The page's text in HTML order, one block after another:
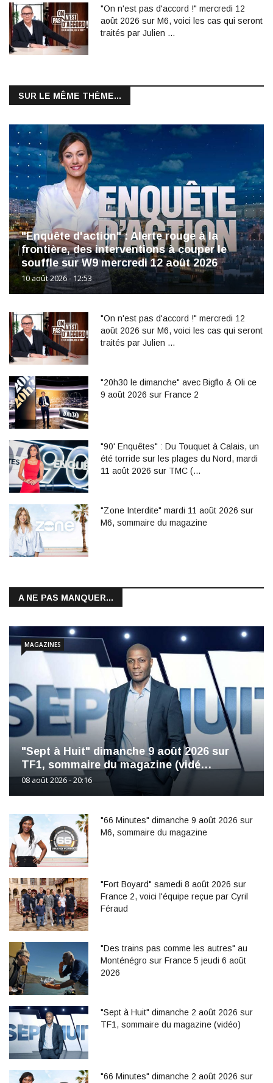
"On n'est pas d'accord !" mercredi 12
août 2026 sur M6, voici les cas qui seront
traités par Julien …
SUR LE MÊME THÈME...
"Enquête d'action" : Alerte rouge à la
frontière, des interventions à couper le
souffle sur W9 mercredi 12 août 2026
10 août 2026 - 12:53
"On n'est pas d'accord !" mercredi 12
août 2026 sur M6, voici les cas qui seront
traités par Julien …
"20h30 le dimanche" avec Bigflo & Oli ce
9 août 2026 sur France 2
"90' Enquêtes" : Du Touquet à Calais, un
été torride sur les plages du Nord, mardi
11 août 2026 sur TMC (…
"Zone Interdite" mardi 11 août 2026 sur
M6, sommaire du magazine
A NE PAS MANQUER...
"Sept à Huit" dimanche 9 août 2026 sur
TF1, sommaire du magazine (vidé…
08 août 2026 - 20:16
MAGAZINES
"66 Minutes" dimanche 9 août 2026 sur
M6, sommaire du magazine
"Fort Boyard" samedi 8 août 2026 sur
France 2, voici l'équipe reçue par Cyril
Féraud
"Des trains pas comme les autres" au
Monténégro sur France 5 jeudi 6 août
2026
"Sept à Huit" dimanche 2 août 2026 sur
TF1, sommaire du magazine (vidéo)
"66 Minutes" dimanche 2 août 2026 sur